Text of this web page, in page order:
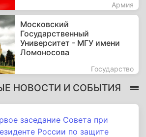
Армия
Московский
Государственный
Университет - МГУ имени
Ломоносова
Государство
НОВОСТИ И СОБЫТИЯ
заседание Совета при
России по защите